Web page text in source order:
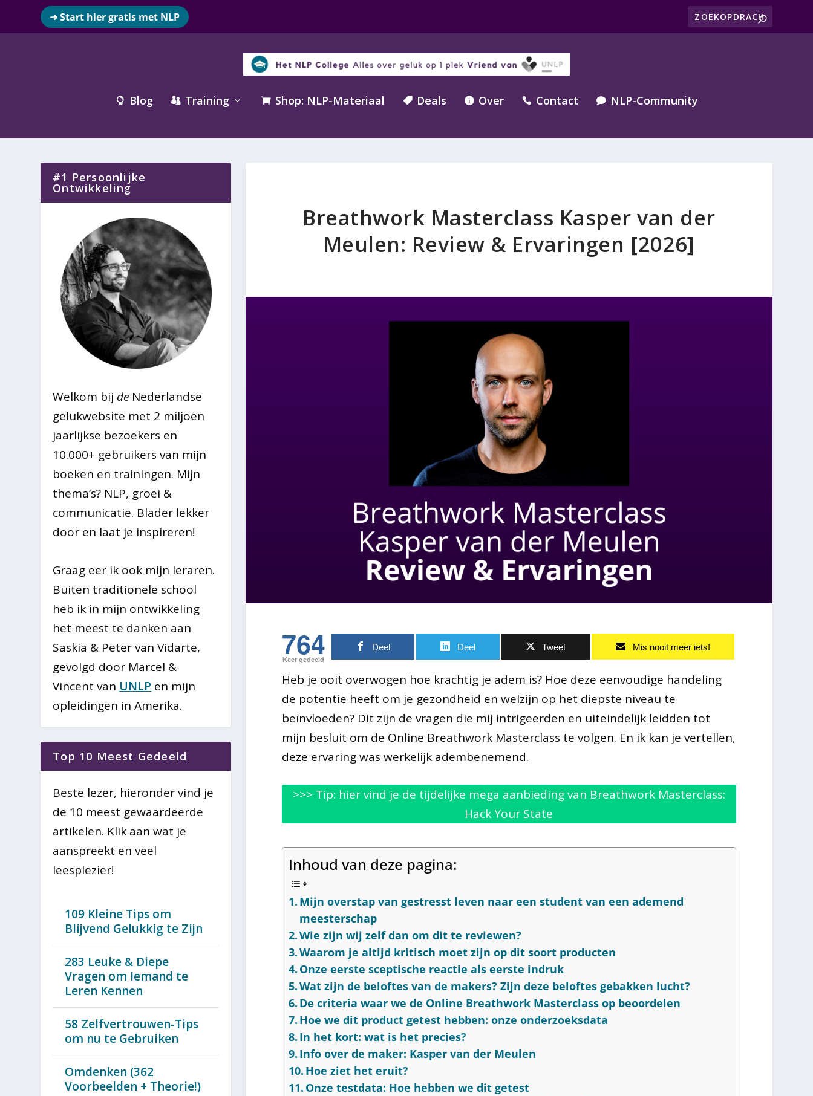
➜ Start hier gratis met NLP
 Blog  Training  Shop: NLP-Materiaal  Deals  Over  Contact  NLP-Community
Breathwork Masterclass Kasper van der
Meulen: Review & Ervaringen [2026]
764
Keer gedeeld
Deel Deel Tweet Mis nooit meer iets!
Heb je ooit overwogen hoe krachtig je adem is? Hoe deze eenvoudige handeling
de potentie heeft om je gezondheid en welzijn op het diepste niveau te
beïnvloeden? Dit zijn de vragen die mij intrigeerden en uiteindelijk leidden tot
mijn besluit om de Online Breathwork Masterclass te volgen. En ik kan je vertellen,
deze ervaring was werkelijk adembenemend.
>>> Tip: hier vind je de tijdelijke mega aanbieding van Breathwork Masterclass:
Hack Your State
Inhoud van deze pagina:
Mijn overstap van gestresst leven naar een student van een ademend
meesterschap
Wie zijn wij zelf dan om dit te reviewen?
Waarom je altijd kritisch moet zijn op dit soort producten
Onze eerste sceptische reactie als eerste indruk
Wat zijn de beloftes van de makers? Zijn deze beloftes gebakken lucht?
De criteria waar we de Online Breathwork Masterclass op beoordelen
Hoe we dit product getest hebben: onze onderzoeksdata
In het kort: wat is het precies?
Info over de maker: Kasper van der Meulen
Hoe ziet het eruit?
Onze testdata: Hoe hebben we dit getest
#1 Persoonlijke
Ontwikkeling
Welkom bij de Nederlandse
gelukwebsite met 2 miljoen
jaarlijkse bezoekers en
10.000+ gebruikers van mijn
boeken en trainingen. Mijn
thema’s? NLP, groei &
communicatie. Blader lekker
door en laat je inspireren!
Graag eer ik ook mijn leraren.
Buiten traditionele school
heb ik in mijn ontwikkeling
het meest te danken aan
Saskia & Peter van Vidarte,
gevolgd door Marcel &
Vincent van UNLP en mijn
opleidingen in Amerika.
Top 10 Meest Gedeeld
Beste lezer, hieronder vind je
de 10 meest gewaardeerde
artikelen. Klik aan wat je
aanspreekt en veel
leesplezier!
109 Kleine Tips om
Blijvend Gelukkig te Zijn
283 Leuke & Diepe
Vragen om Iemand te
Leren Kennen
58 Zelfvertrouwen-Tips
om nu te Gebruiken
Omdenken (362
Voorbeelden + Theorie!)